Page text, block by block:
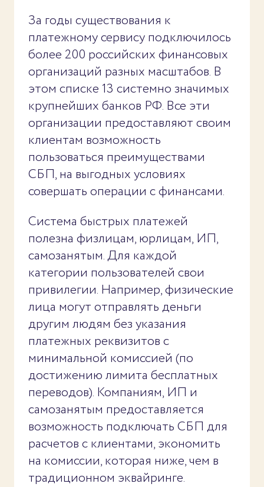
За годы существования к
платежному сервису подключилось
более 200 российских финансовых
организаций разных масштабов. В
этом списке 13 системно значимых
крупнейших банков РФ. Все эти
организации предоставляют своим
клиентам возможность
пользоваться преимуществами
СБП, на выгодных условиях
совершать операции с финансами.
Система быстрых платежей
полезна физлицам, юрлицам, ИП,
самозанятым. Для каждой
категории пользователей свои
привилегии. Например, физические
лица могут отправлять деньги
другим людям без указания
платежных реквизитов с
минимальной комиссией (по
достижению лимита бесплатных
переводов). Компаниям, ИП и
самозанятым предоставляется
возможность подключать СБП для
расчетов с клиентами, экономить
на комиссии, которая ниже, чем в
традиционном эквайринге.